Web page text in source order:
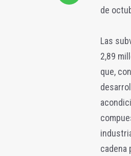
de
Las
2,89
que,
cadena